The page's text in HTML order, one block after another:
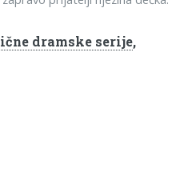
dramske serije,